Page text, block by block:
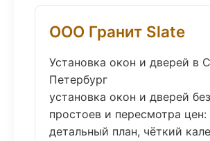
ООО Гранит Slate
Установка окон и дверей в
Петербург
установка окон и дверей без
простоев и пересмотра цен:
детальный план, чёткий